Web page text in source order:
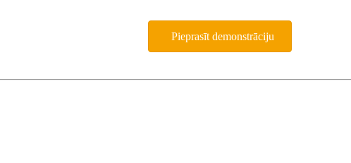
Pieprasīt demonstrāciju